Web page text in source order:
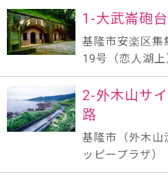
1-大武崙砲台
基隆市安楽区集
19号（恋人湖上
2-外木山サ
路
基隆市（外木
ッピープラザ）